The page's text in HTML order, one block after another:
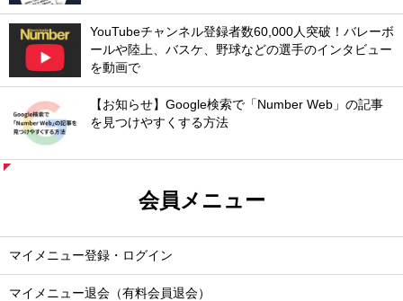
YouTubeチャンネル登録者数60,000人突破！バレーボ
ールや陸上、バスケ、野球などの選手のインタビュー
を動画で
【お知らせ】Google検索で「Number Web」の記事
を見つけやすくする方法
会員メニュー
マイメニュー登録・ログイン
マイメニュー退会（有料会員退会）